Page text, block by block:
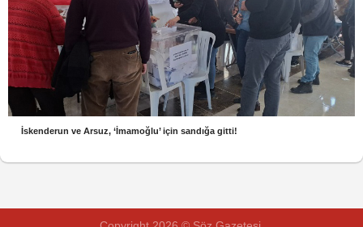
İskenderun ve Arsuz, ‘İmamoğlu’ için sandığa gitti!